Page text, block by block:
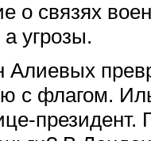
о связях
угрозы.
Алиевых
с флагом.